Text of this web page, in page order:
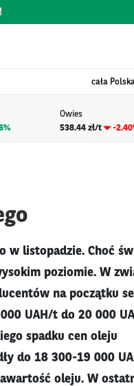
cała
Owies
538.44 zł/t
-
w listopadzie. Choć
poziomie. W
na początku
UAH/t do 20 000
spadku cen oleju
do 18 300-19 000
oleju. W